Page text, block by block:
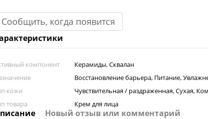
Сообщить, когда появится
компонент
Керамиды, Сквалан
Восстановление барьера, Питание,
кожи
Чувствительная / раздраженная, Сухая,
товара
Крем для лица
Новый отзыв или комментарий